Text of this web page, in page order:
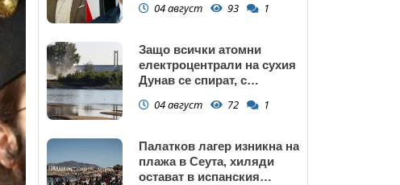
млн. евро БЕЗ
04 август 93 1
Защо всички атомни
електроцентрали на сухия
Дунав се спират, с
"Козлодуй"?
04 август 72 1
Палатков лагер изникна на
плажа в Сеута, хиляди
остават в испанския